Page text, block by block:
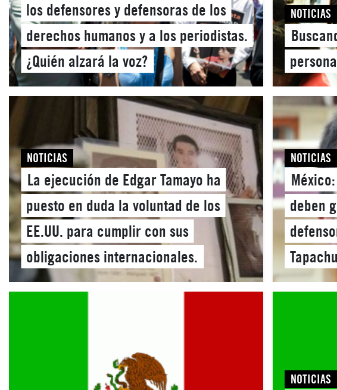
los defensores y defensoras de los
derechos humanos y a los periodistas.
¿Quién alzará la voz?
NOTICIAS
NOTICIAS
La ejecución de Edgar Tamayo ha
puesto en duda la voluntad de los
EE.UU. para cumplir con sus
obligaciones internacionales.
NOTICIAS
deben
NOTICIAS